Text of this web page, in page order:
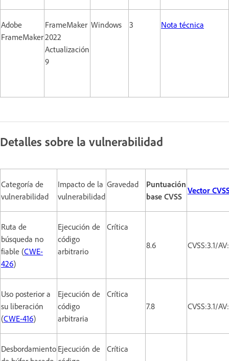
Adobe
FrameMaker
FrameMaker
2022
Actualización
9
Windows 3 Nota técnica
Detalles sobre la vulnerabilidad
Categoría de
vulnerabilidad
Impacto de la
vulnerabilidad
Gravedad
Puntuación
base CVSS
Vector
Ruta de
búsqueda no
fiable (CWE-
426)
Ejecución de
código
arbitrario
Crítica
8.6
CVSS:3.1/
Uso posterior a
su liberación
(CWE-416)
Ejecución de
código
arbitraria
Crítica
7.8
CVSS:3.1/
Desbordamiento Ejecución de
Crítica